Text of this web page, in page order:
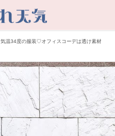
気温34度の服装♡オフィスコーデは透け素材